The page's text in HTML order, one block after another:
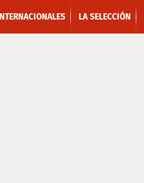
INTERNACIONALES LA SELECCIÓN